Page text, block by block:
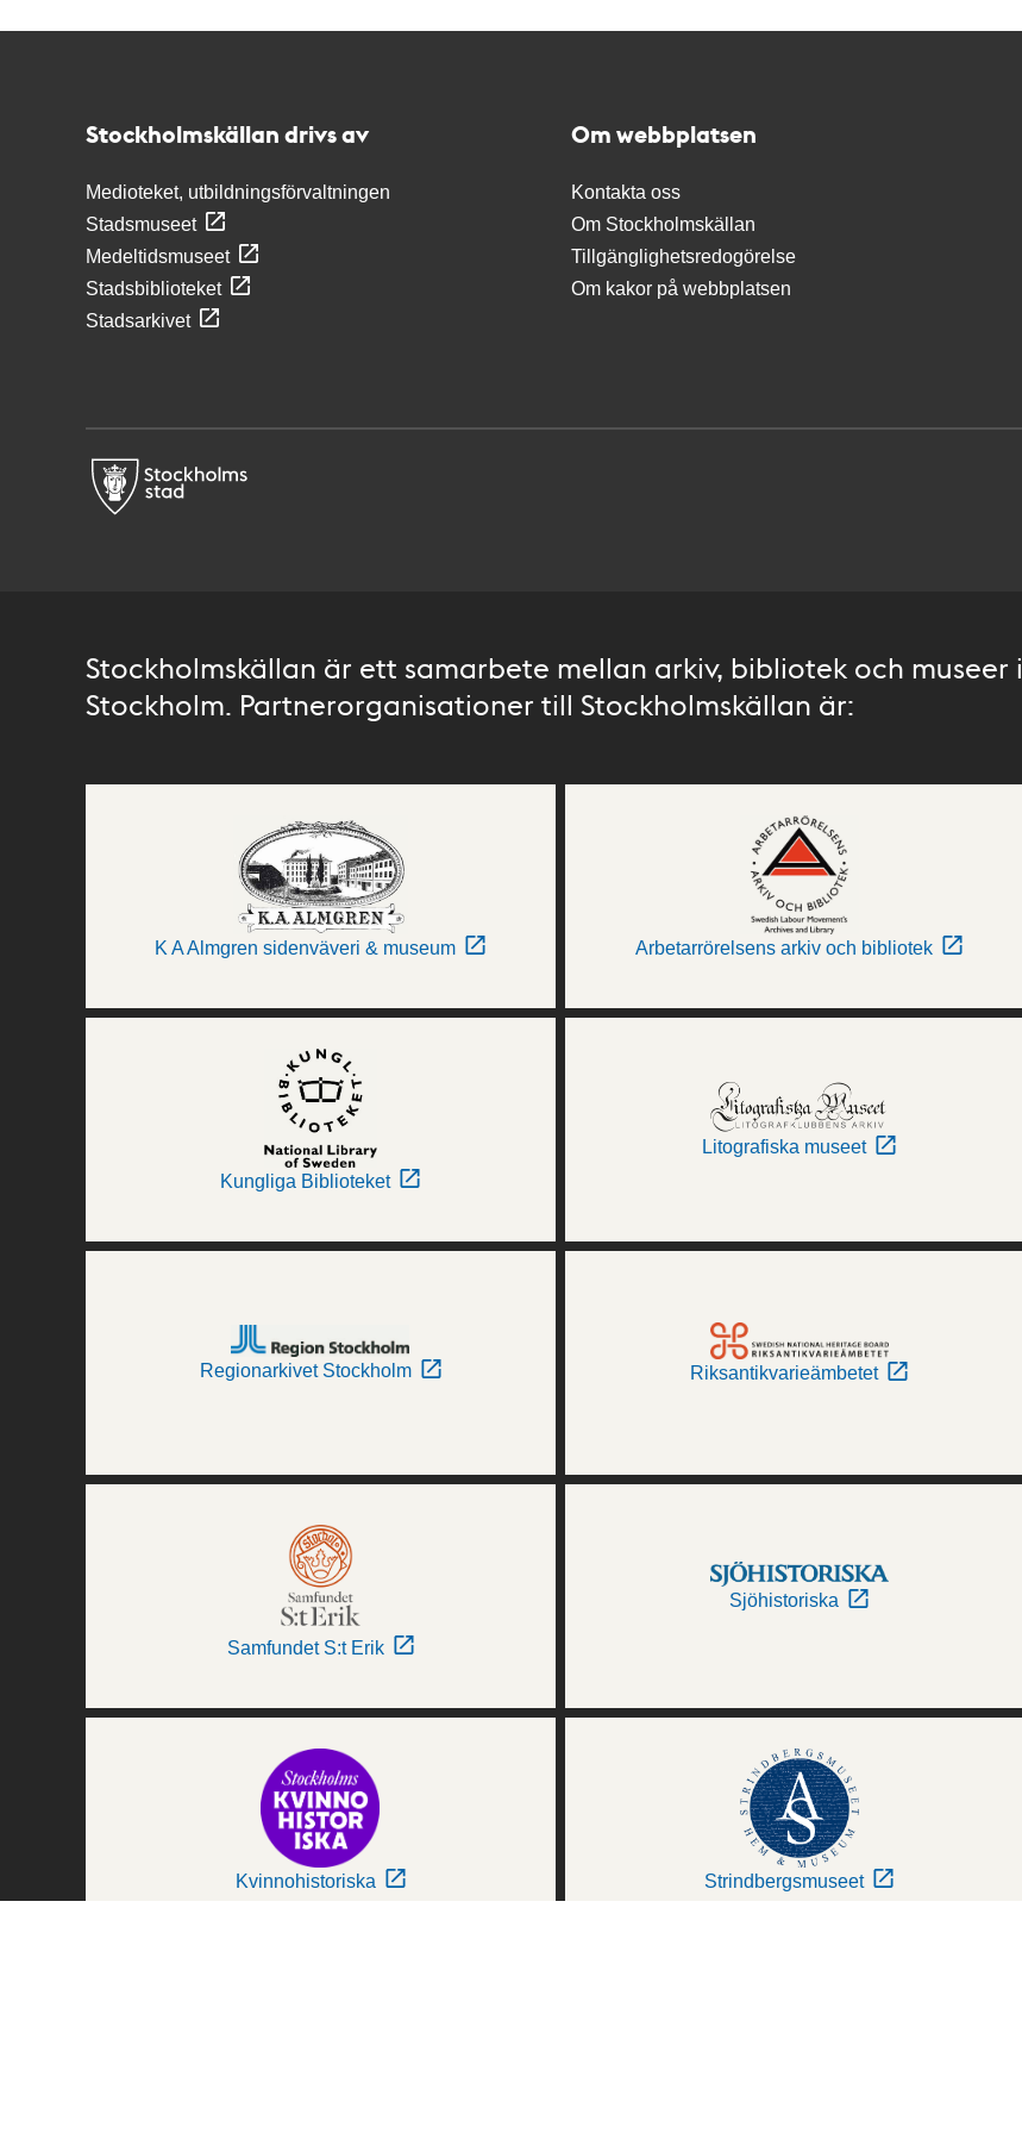
Stockholmskällan drivs av
Medioteket, utbildningsförvaltningen
Stadsmuseet
Medeltidsmuseet
Stadsbiblioteket
Stadsarkivet
Om webbplatsen
Kontakta oss
Om Stockholmskällan
Tillgänglighetsredogörelse
Om kakor på webbplatsen
Stockholmskällan är ett samarbete mellan arkiv, bibliotek och museer i
Stockholm. Partnerorganisationer till Stockholmskällan är:
K A Almgren sidenväveri & museum Arbetarrörelsens arkiv och bibliotek
Kungliga Biblioteket
Litografiska museet
Regionarkivet Stockholm Riksantikvarieämbetet
Samfundet S:t Erik
Sjöhistoriska
Kvinnohistoriska Strindbergsmuseet